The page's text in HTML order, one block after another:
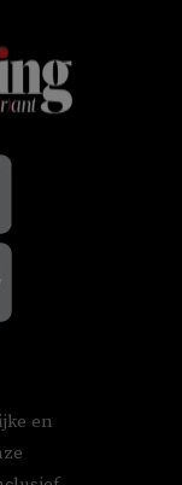
en